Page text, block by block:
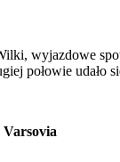
wyjazdowe
połowie